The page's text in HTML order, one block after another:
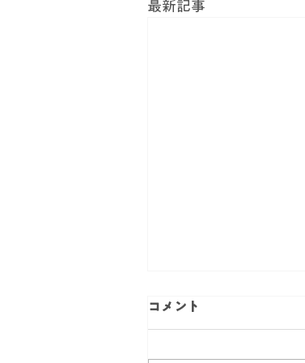
最新記事
コメント